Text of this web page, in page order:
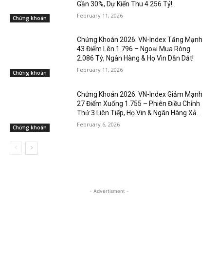
Chứng khoán
Gần 30%, Dự Kiến Thu 4.256 Tỷ!
February 11, 2026
Chứng khoán
Chứng Khoán 2026: VN-Index Tăng Mạnh
43 Điểm Lên 1.796 – Ngoại Mua Ròng
2.086 Tỷ, Ngân Hàng & Họ Vin Dẫn Dắt!
February 11, 2026
Chứng khoán
Chứng Khoán 2026: VN-Index Giảm Mạnh
27 Điểm Xuống 1.755 – Phiên Điều Chỉnh
Thứ 3 Liên Tiếp, Họ Vin & Ngân Hàng Xả...
February 6, 2026
- Advertisment -